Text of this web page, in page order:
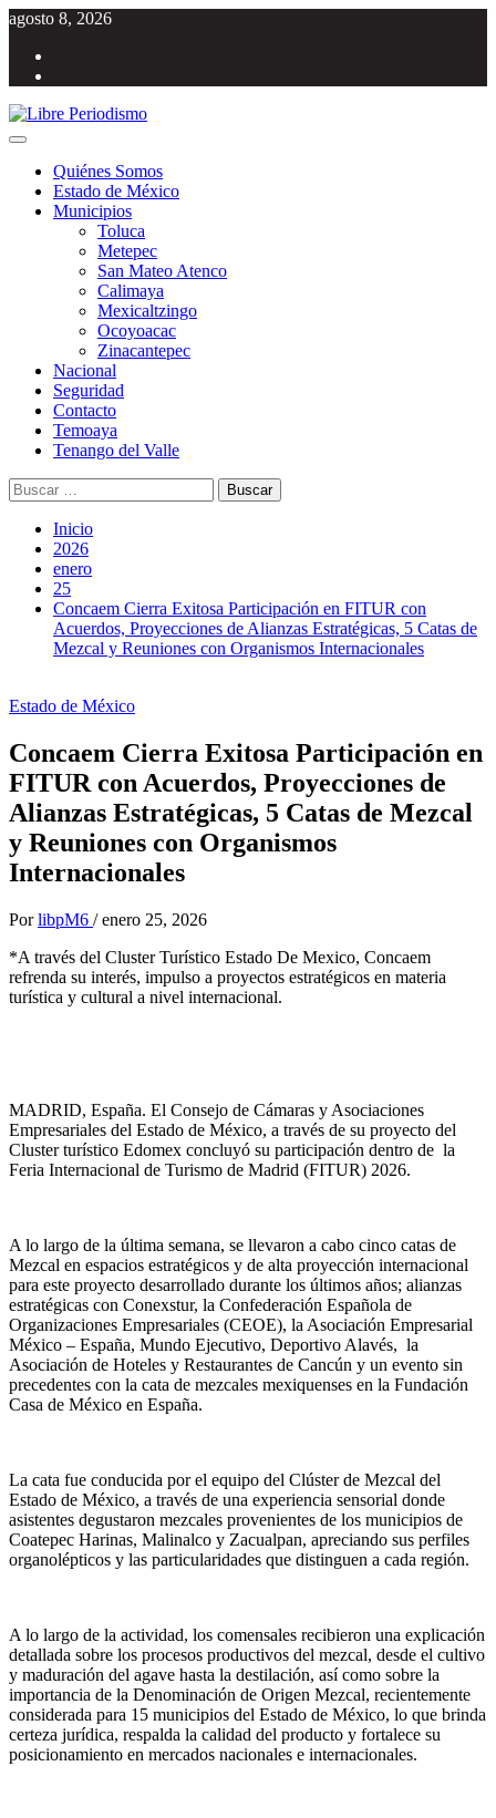
Saltar
contenido
agosto 8, 2026
Menú
principalQuiénes Somos
Estado de México
Municipios
Toluca
Metepec
San Mateo Atenco
Calimaya
Mexicaltzingo
Ocoyoacac
Zinacantepec
Nacional
Seguridad
Contacto
Temoaya
Tenango del Valle
Buscar:
Inicio
2026
enero
25
Concaem Cierra Exitosa Participación en FITUR con
Acuerdos, Proyecciones de Alianzas Estratégicas, 5 Catas de
Mezcal y Reuniones con Organismos Internacionales
Estado de México
Concaem Cierra Exitosa Participación en
FITUR con Acuerdos, Proyecciones de
Alianzas Estratégicas, 5 Catas de Mezcal
y Reuniones con Organismos
Internacionales
Por libpM6 / enero 25, 2026
*A través del Cluster Turístico Estado De Mexico, Concaem
refrenda su interés, impulso a proyectos estratégicos en materia
turística y cultural a nivel internacional.
MADRID, España. El Consejo de Cámaras y Asociaciones
Empresariales del Estado de México, a través de su proyecto del
Cluster turístico Edomex concluyó su participación dentro de la
Feria Internacional de Turismo de Madrid (FITUR) 2026.
A lo largo de la última semana, se llevaron a cabo cinco catas de
Mezcal en espacios estratégicos y de alta proyección internacional
para este proyecto desarrollado durante los últimos años; alianzas
estratégicas con Conexstur, la Confederación Española de
Organizaciones Empresariales (CEOE), la Asociación Empresarial
México – España, Mundo Ejecutivo, Deportivo Alavés, la
Asociación de Hoteles y Restaurantes de Cancún y un evento sin
precedentes con la cata de mezcales mexiquenses en la Fundación
Casa de México en España.
La cata fue conducida por el equipo del Clúster de Mezcal del
Estado de México, a través de una experiencia sensorial donde
asistentes degustaron mezcales provenientes de los municipios de
Coatepec Harinas, Malinalco y Zacualpan, apreciando sus perfiles
organolépticos y las particularidades que distinguen a cada región.
A lo largo de la actividad, los comensales recibieron una explicación
detallada sobre los procesos productivos del mezcal, desde el cultivo
y maduración del agave hasta la destilación, así como sobre la
importancia de la Denominación de Origen Mezcal, recientemente
considerada para 15 municipios del Estado de México, lo que brinda
certeza jurídica, respalda la calidad del producto y fortalece su
posicionamiento en mercados nacionales e internacionales.